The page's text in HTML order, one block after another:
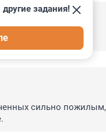
задания!
сильно